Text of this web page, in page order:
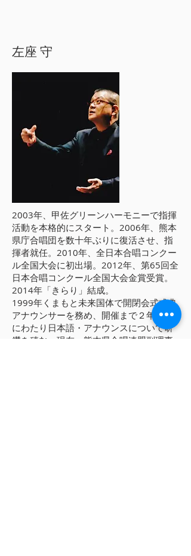
左座 守
2003年、甲佐グリーンハーモニーで指揮
活動を本格的にスタート。2006年、熊本
県庁合唱団を数十年ぶりに復活させ、指
揮者就任。2010年、全日本合唱コンクー
ル全国大会に初出場。2012年、第65回全
日本合唱コンクール全国大会金賞受賞。
2014年「きらり」結成。
1999年くまもと未来国体で開閉会式式典
アナウンサーを務め、開催まで２年以上
にわたり日本語・アナウンスについて研
鑽を積む。現在、熊本県合唱連盟副理事